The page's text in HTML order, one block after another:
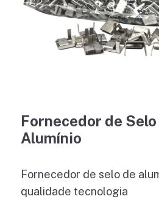
Fornecedor de Selo
Alumínio
Fornecedor de selo de
qualidade tecnologia